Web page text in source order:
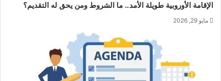
الإقامة الأوروبية طويلة الأمد.. ما الشروط ومن يحق له التقديم؟
مايو 29, 2026